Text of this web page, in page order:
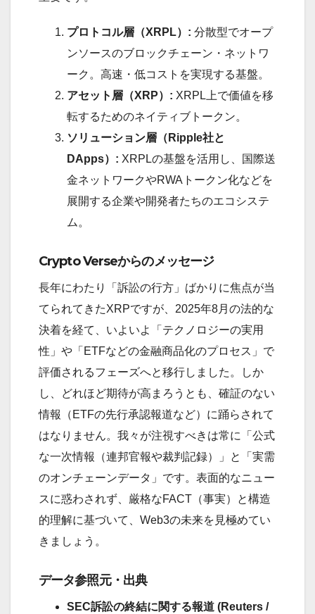
プロトコル層（XRPL）: 分散型でオープ
ンソースのブロックチェーン・ネットワ
ーク。高速・低コストを実現する基盤。
アセット層（XRP）: XRPL上で価値を移
転するためのネイティブトークン。
ソリューション層（Ripple社と
DApps）: XRPLの基盤を活用し、国際送
金ネットワークやRWAトークン化などを
展開する企業や開発者たちのエコシステ
ム。
Crypto Verseからのメッセージ
長年にわたり「訴訟の行方」ばかりに焦点が当
てられてきたXRPですが、2025年8月の法的な
決着を経て、いよいよ「テクノロジーの実用
性」や「ETFなどの金融商品化のプロセス」で
評価されるフェーズへと移行しました。しか
し、どれほど期待が高まろうとも、確証のない
情報（ETFの先行承認報道など）に踊らされて
はなりません。我々が注視すべきは常に「公式
な一次情報（連邦官報や裁判記録）」と「実需
のオンチェーンデータ」です。表面的なニュー
スに惑わされず、厳格なFACT（事実）と構造
的理解に基づいて、Web3の未来を見極めてい
きましょう。
データ参照元・出典
SEC訴訟の終結に関する報道 (Reuters /